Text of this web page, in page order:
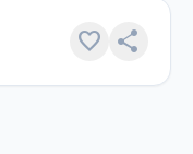
favorite share